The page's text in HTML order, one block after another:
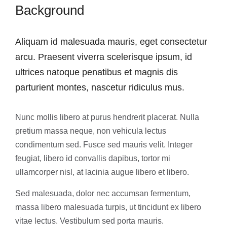
Background
Aliquam id malesuada mauris, eget consectetur
arcu. Praesent viverra scelerisque ipsum, id
ultrices natoque penatibus et magnis dis
parturient montes, nascetur ridiculus mus.
Nunc mollis libero at purus hendrerit placerat. Nulla
pretium massa neque, non vehicula lectus
condimentum sed. Fusce sed mauris velit. Integer
feugiat, libero id convallis dapibus, tortor mi
ullamcorper nisl, at lacinia augue libero et libero.
Sed malesuada, dolor nec accumsan fermentum,
massa libero malesuada turpis, ut tincidunt ex libero
vitae lectus. Vestibulum sed porta mauris.